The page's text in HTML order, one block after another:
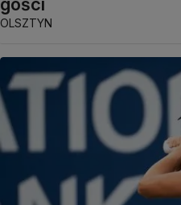
OLSZTYN